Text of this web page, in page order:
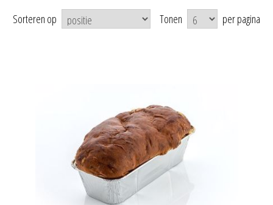
Sorteren op Tonen per pagina